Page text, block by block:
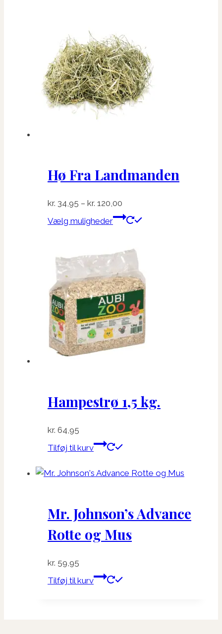
Hø Fra Landmanden
kr. 34,95 – kr. 120,00
kr. 34,95
Vælg muligheder
Dette
Mulighederne
kan
vælges
på
varesiden
Hampestrø 1,5 kg.
kr. 64,95
Tilføj til kurv
Mr. Johnson’s Advance
Rotte og Mus
kr. 59,95
Tilføj til kurv